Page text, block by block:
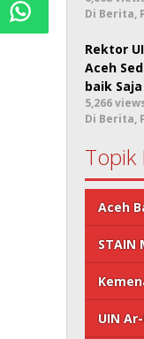
Di Berita,
Rektor
Aceh
baik Saja
5,266
Di Berita,
Topik
Aceh
STAIN
UIN